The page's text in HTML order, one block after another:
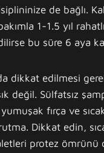
de bağlı.
1-1.5 yıl
bu süre 6 aya
dikkat edilmesi
değil. Sülfatsız
fırça ve
Dikkat edin,
protez ömrünü